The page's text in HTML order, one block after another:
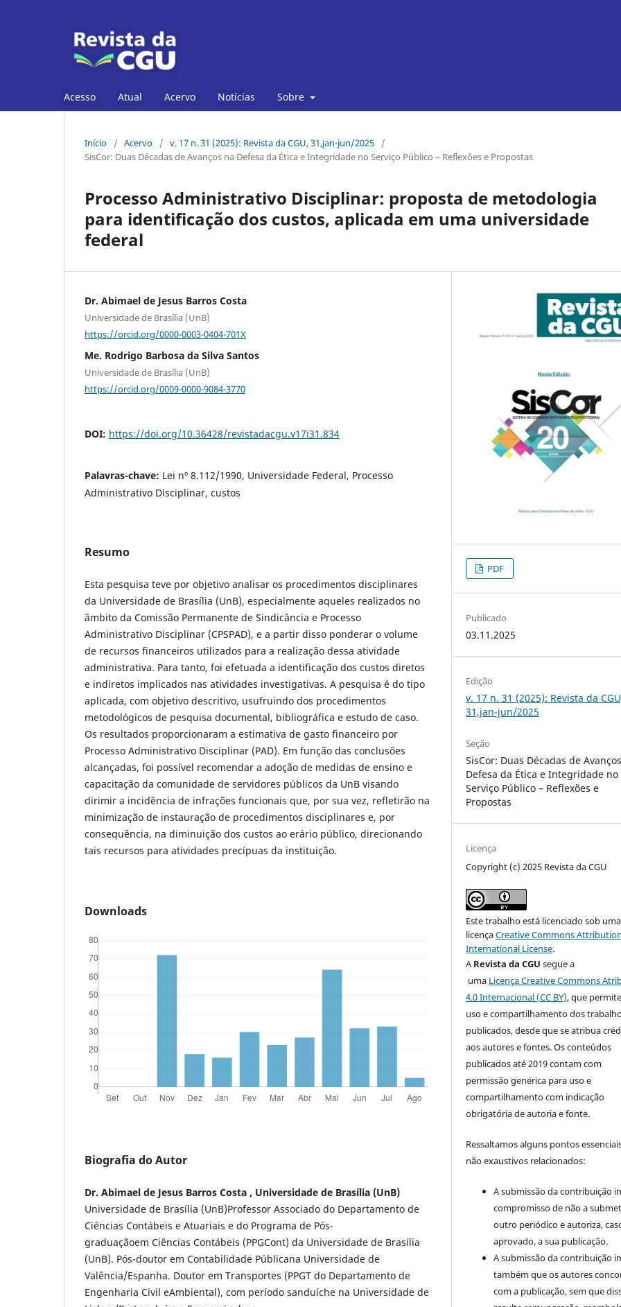
Acesso Atual Acervo Notícias Sobre
Início / Acervo / v. 17 n. 31 (2025): Revista da CGU, 31,jan-jun/2025
/
SisCor: Duas Décadas de Avanços na Defesa da Ética e Integridade no Serviço Público – Reflexões e Propostas
Processo Administrativo Disciplinar: proposta de metodologia
para identificação dos custos, aplicada em uma universidade
federal
Dr. Abimael de Jesus Barros Costa
Universidade de Brasília (UnB)
https://orcid.org/0000-0003-0404-701X
Me. Rodrigo Barbosa da Silva Santos
Universidade de Brasília (UnB)
https://orcid.org/0009-0000-9084-3770
DOI: https://doi.org/10.36428/revistadacgu.v17i31.834
Palavras-chave: Lei nº 8.112/1990, Universidade Federal, Processo
Administrativo Disciplinar, custos
Resumo
Esta pesquisa teve por objetivo analisar os procedimentos disciplinares
da Universidade de Brasília (UnB), especialmente aqueles realizados no
âmbito da Comissão Permanente de Sindicância e Processo
Administrativo Disciplinar (CPSPAD), e a partir disso ponderar o volume
de recursos financeiros utilizados para a realização dessa atividade
administrativa. Para tanto, foi efetuada a identificação dos custos diretos
e indiretos implicados nas atividades investigativas. A pesquisa é do tipo
aplicada, com objetivo descritivo, usufruindo dos procedimentos
metodológicos de pesquisa documental, bibliográfica e estudo de caso.
Os resultados proporcionaram a estimativa de gasto financeiro por
Processo Administrativo Disciplinar (PAD). Em função das conclusões
alcançadas, foi possível recomendar a adoção de medidas de ensino e
capacitação da comunidade de servidores públicos da UnB visando
dirimir a incidência de infrações funcionais que, por sua vez, refletirão na
minimização de instauração de procedimentos disciplinares e, por
consequência, na diminuição dos custos ao erário público, direcionando
tais recursos para atividades precípuas da instituição.
Downloads
Biografia do Autor
Dr. Abimael de Jesus Barros Costa , Universidade de Brasília (UnB)
Universidade de Brasília (UnB)Professor Associado do Departamento de
Ciências Contábeis e Atuariais e do Programa de Pós-
graduaçãoem Ciências Contábeis (PPGCont) da Universidade de Brasília
(UnB). Pós-doutor em Contabilidade Públicana Universidade de
Valência/Espanha. Doutor em Transportes (PPGT do Departamento de
Engenharia Civil eAmbiental), com período sanduíche na Universidade de
PDF
Publicado
03.11.2025
Edição
v. 17 n. 31 (2025): Revista da
31,jan-jun/2025
Seção
SisCor: Duas Décadas de
Defesa da Ética e Integridade no
Serviço Público – Reflexões e
Propostas
Licença
Copyright (c) 2025 Revista da CGU
Este trabalho está licenciado sob uma
licençaCreative Commons
International License.
ARevista da CGU segue a
uma Licença Creative Commons
4.0 Internacional (CC BY), que
uso e compartilhamento dos
publicados, desde que se atribua
aos autores e fontes. Os conteúdos
publicados até 2019 contam com
permissão genérica para uso e
compartilhamento com indicação
obrigatória de autoria e fonte.
Ressaltamos alguns pontos
não exaustivos relacionados:
A submissão da contribuição
compromisso de não a
outro periódico e autoriza,
aprovado, a sua publicação.
A submissão da contribuição
também que os autores
com a publicação, sem que